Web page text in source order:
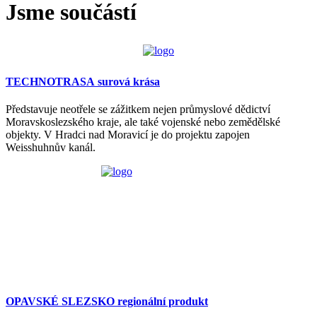
Jsme součástí
TECHNOTRASA surová krása
Představuje neotřele se zážitkem nejen průmyslové dědictví
Moravskoslezského kraje, ale také vojenské nebo zemědělské
objekty. V Hradci nad Moravicí je do projektu zapojen
Weisshuhnův kanál.
OPAVSKÉ SLEZSKO regionální produkt